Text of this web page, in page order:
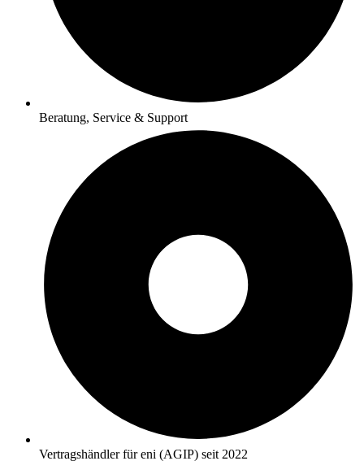
Beratung, Service & Support
Vertragshändler für eni (AGIP) seit 2022